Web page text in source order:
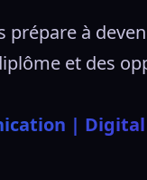
prépare à
et des
| Digital